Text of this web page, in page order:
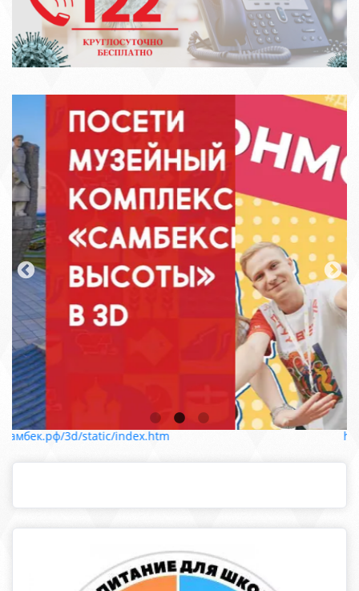
lhttp://самбек.рф/3d/static/index.htm